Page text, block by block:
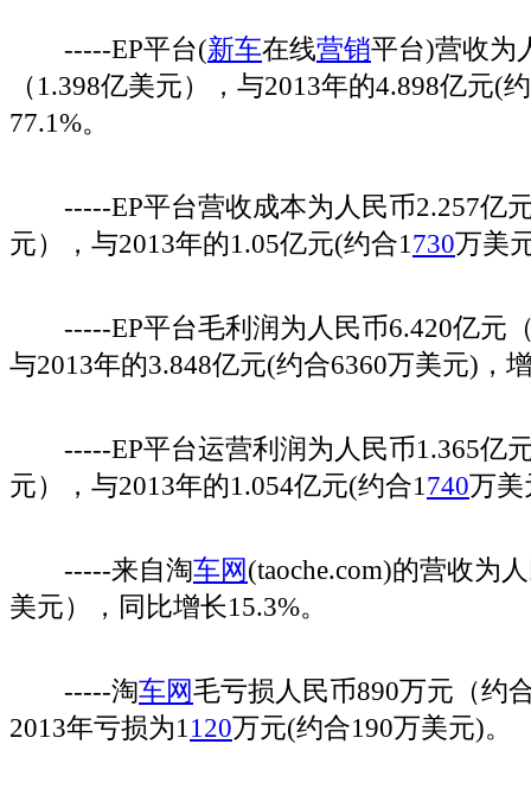
-----EP平台(新车在线营销平台)营收为
（1.398亿美元），与2013年的4.898亿元(
77.1%。
-----EP平台营收成本为人民币2.257亿
元），与2013年的1.05亿元(约合1730万美
-----EP平台毛利润为人民币6.420亿元
与2013年的3.848亿元(约合6360万美元)，
-----EP平台运营利润为人民币1.365亿
元），与2013年的1.054亿元(约合1740万美
-----来自淘车网(taoche.com)的营收为
美元），同比增长15.3%。
-----淘车网毛亏损人民币890万元（约
2013年亏损为1120万元(约合190万美元)。